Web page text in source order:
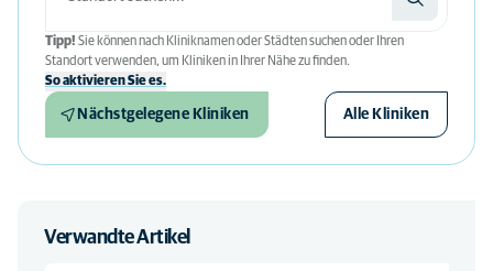
Tipp! Sie können nach Kliniknamen oder Städten suchen oder Ihren
Standort verwenden, um Kliniken in Ihrer Nähe zu finden.
So aktivieren Sie es.
Nächstgelegene Kliniken Alle Kliniken
Verwandte Artikel